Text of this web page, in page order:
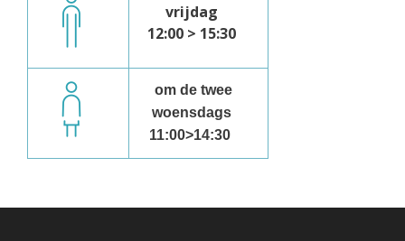
vrijdag
12:00 > 15:30
om de twee
woensdags
11:00>14:30